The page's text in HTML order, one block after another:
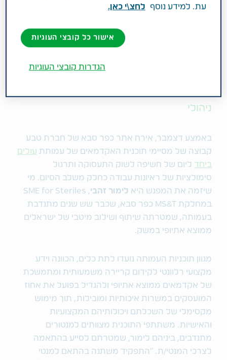
אתר טבע כפר סבא אירח בדצמבר את
משתתפי תוכנית האקדמאים של עמותת
ניהולי
באמצע דצמבר, אירח אתר כפר סבא של חברת טבע
קבוצה של מסיימי תוכנית האקדמאים של עמותת עולים
ביחד ליום של חשיפה לשוק התעסוקה ותרגול
סימולציות של ראיונות עבודה כחלק משלב הסיום. מי
שיזמה את המפגש היא לימור זהבי,
SME for Steriles
במחלקת MS&T כפר סבא, שכבר שש שנים מתנדבת
בעמותה, שמטרתה שיתוף ושילוב מיטבי של ישראלים
ממוצא אתיופי במשק.
מגוון תוכניות העמותה נועדו לתת כלים, הכוונה וידע
מקצועי רלוונטי לקידום קריירה משמעותית ומתמשכת
של אקדמאים ממוצא אתיופי ולהגדיל בפועל את אחוז
המועסקים במשרות איכותיות ומובילות, תוך מימוש
מקסימלי של השכלתם ויכולותיהם המקצועיות
והאישיות. משתתפי התוכנית מצוותים למנטורים
מתנדבים, ביניהם לימור, שמטרתם לסייע בהתאמה
לצרכי המנטי/ת. "התפקיד משתנה בהתאם למנטי
עת. למידע נוסף
לחצ\י כאן.
אישור כל קובצי העוגיות
הגדרות קובצי העוגיות